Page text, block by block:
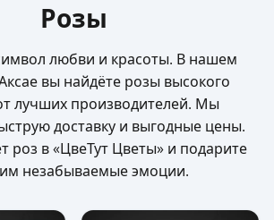
Розы
любви и красоты. В нашем
вы найдёте розы высокого
лучших производителей. Мы
доставку и выгодные цены.
роз в «ЦвеТут Цветы» и подарите
незабываемые эмоции.